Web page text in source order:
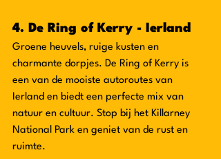
4. De Ring of Kerry - Ierland
Groene heuvels, ruige kusten en
charmante dorpjes. De Ring of Kerry is
een van de mooiste autoroutes van
Ierland en biedt een perfecte mix van
natuur en cultuur. Stop bij het Killarney
National Park en geniet van de rust en
ruimte.